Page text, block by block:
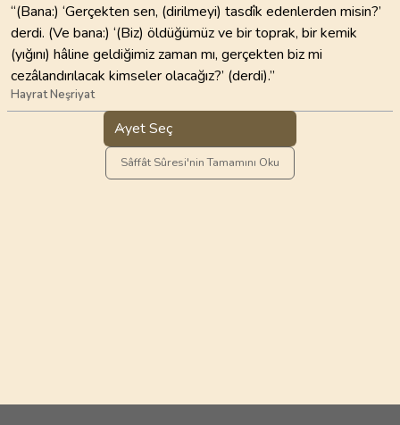
“(Bana:) ‘Gerçekten sen, (dirilmeyi) tasdîk edenlerden misin?’
derdi. (Ve bana:) ‘(Biz) öldüğümüz ve bir toprak, bir kemik
(yığını) hâline geldiğimiz zaman mı, gerçekten biz mi
cezâlandırılacak kimseler olacağız?’ (derdi).”
Hayrat Neşriyat
Ayet Seç
Sâffât Sûresi'nin Tamamını Oku